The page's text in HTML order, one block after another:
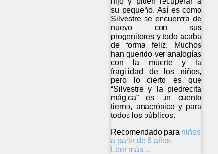
su pequeño. Así es como
Silvestre se encuentra de
nuevo con sus
progenitores y todo acaba
de forma feliz. Muchos
han querido ver analogías
con la muerte y la
fragilidad de los niños,
pero lo cierto es que
“Silvestre y la piedrecita
mágica” es un cuento
tierno, anacrónico y para
todos los públicos.
Recomendado para niños
a partir de 6 años
Leer más ...